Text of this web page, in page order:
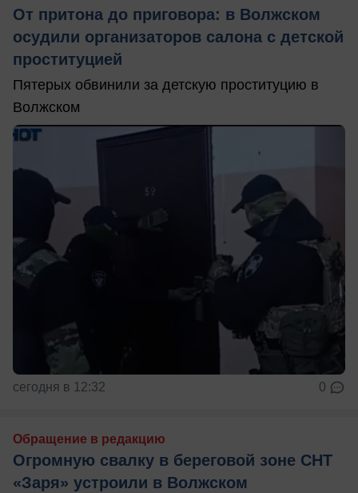
От притона до приговора: в Волжском
осудили организаторов салона с детской
проституцией
Пятерых обвинили за детскую проституцию в
Волжском
сегодня в 12:32 0
Обращение в редакцию
Огромную свалку в береговой зоне СНТ
«Заря» устроили в Волжском